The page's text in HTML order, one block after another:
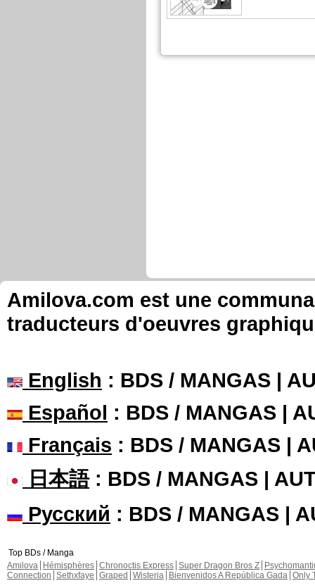
Amilova.com est une
traducteurs d'oeuvres
English : BDS / MANGAS |
Español : BDS / MANGAS |
Français : BDS / MANGAS |
日本語: BDS / MANGAS |
Русский : BDS / MANGAS |
Top BDs / Manga
Amilova
Hémisphères Chronoctis Express Super Dragon Bros Z
Connection Sethxfaye Graped Wisteria Bienvenidos A República Gada Only